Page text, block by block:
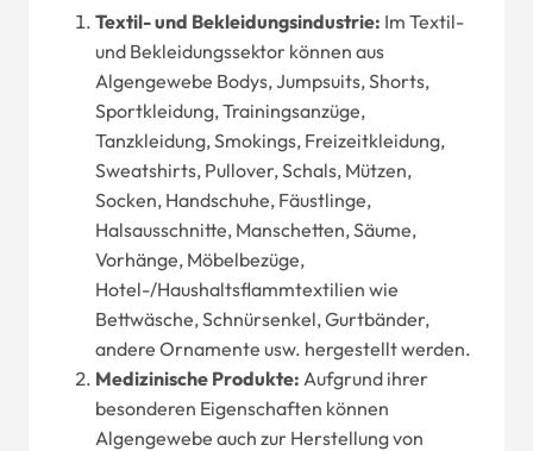
Textil- und Bekleidungsindustrie: Im Textil-
und Bekleidungssektor können aus
Algengewebe Bodys, Jumpsuits, Shorts,
Sportkleidung, Trainingsanzüge,
Tanzkleidung, Smokings, Freizeitkleidung,
Sweatshirts, Pullover, Schals, Mützen,
Socken, Handschuhe, Fäustlinge,
Halsausschnitte, Manschetten, Säume,
Vorhänge, Möbelbezüge,
Hotel-/Haushaltsflammtextilien wie
Bettwäsche, Schnürsenkel, Gurtbänder,
andere Ornamente usw. hergestellt werden.
Medizinische Produkte: Aufgrund ihrer
besonderen Eigenschaften können
Algengewebe auch zur Herstellung von